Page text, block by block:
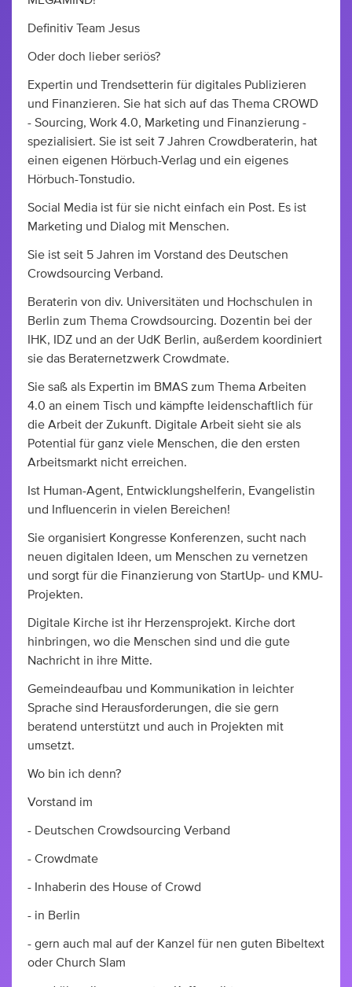
Definitiv Team Jesus
Oder doch lieber seriös?
Expertin und Trendsetterin für digitales Publizieren
und Finanzieren. Sie hat sich auf das Thema CROWD
- Sourcing, Work 4.0, Marketing und Finanzierung -
spezialisiert. Sie ist seit 7 Jahren Crowdberaterin, hat
einen eigenen Hörbuch-Verlag und ein eigenes
Hörbuch-Tonstudio.
Social Media ist für sie nicht einfach ein Post. Es ist
Marketing und Dialog mit Menschen.
Sie ist seit 5 Jahren im Vorstand des Deutschen
Crowdsourcing Verband.
Beraterin von div. Universitäten und Hochschulen in
Berlin zum Thema Crowdsourcing. Dozentin bei der
IHK, IDZ und an der UdK Berlin, außerdem koordiniert
sie das Beraternetzwerk Crowdmate.
Sie saß als Expertin im BMAS zum Thema Arbeiten
4.0 an einem Tisch und kämpfte leidenschaftlich für
die Arbeit der Zukunft. Digitale Arbeit sieht sie als
Potential für ganz viele Menschen, die den ersten
Arbeitsmarkt nicht erreichen.
Ist Human-Agent, Entwicklungshelferin, Evangelistin
und Influencerin in vielen Bereichen!
Sie organisiert Kongresse Konferenzen, sucht nach
neuen digitalen Ideen, um Menschen zu vernetzen
und sorgt für die Finanzierung von StartUp- und KMU-
Projekten.
Digitale Kirche ist ihr Herzensprojekt. Kirche dort
hinbringen, wo die Menschen sind und die gute
Nachricht in ihre Mitte.
Gemeindeaufbau und Kommunikation in leichter
Sprache sind Herausforderungen, die sie gern
beratend unterstützt und auch in Projekten mit
umsetzt.
Wo bin ich denn?
Vorstand im
- Deutschen Crowdsourcing Verband
- Crowdmate
- Inhaberin des House of Crowd
- in Berlin
- gern auch mal auf der Kanzel für nen guten Bibeltext
oder Church Slam